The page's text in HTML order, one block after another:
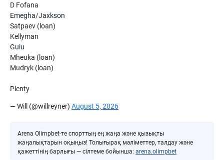
D Fofana
Emegha/Jaxkson
Satpaev (loan)
Kellyman
Guiu
Mheuka (loan)
Mudryk (loan)
Plenty
— Will (@willreyner) August 5, 2026
Arena Olimpbet-те спорттың ең жаңа және қызықты
жаңалықтарын оқыңыз! Толығырақ мәліметтер, талдау және
қажеттінің барлығы — сілтеме бойынша: arena.olimpbet